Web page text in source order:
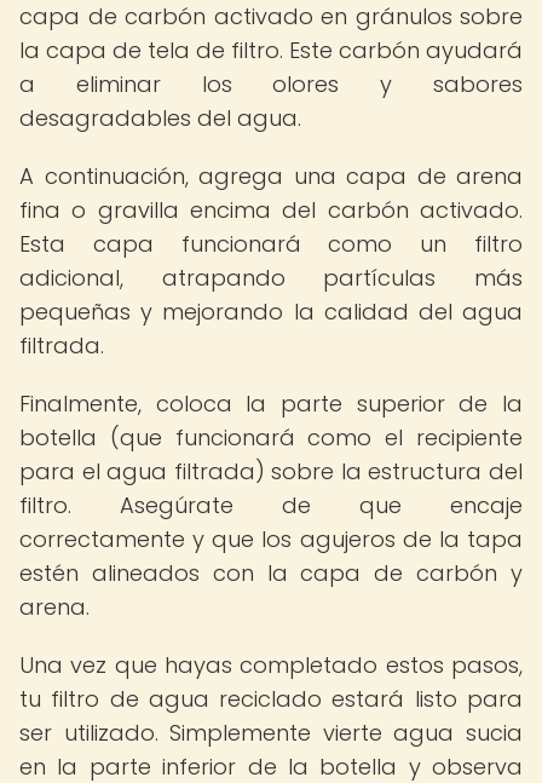
capa de carbón activado en gránulos sobre
la capa de tela de filtro. Este carbón ayudará
a eliminar los olores y sabores
desagradables del agua.
A continuación, agrega una capa de arena
fina o gravilla encima del carbón activado.
Esta capa funcionará como un filtro
adicional, atrapando partículas más
pequeñas y mejorando la calidad del agua
filtrada.
Finalmente, coloca la parte superior de la
botella (que funcionará como el recipiente
para el agua filtrada) sobre la estructura del
filtro. Asegúrate de que encaje
correctamente y que los agujeros de la tapa
estén alineados con la capa de carbón y
arena.
Una vez que hayas completado estos pasos,
tu filtro de agua reciclado estará listo para
ser utilizado. Simplemente vierte agua sucia
en la parte inferior de la botella y observa